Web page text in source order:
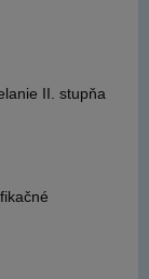
II. stupňa